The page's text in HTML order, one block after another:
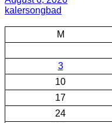
kalersongbad
M
3
10
17
24